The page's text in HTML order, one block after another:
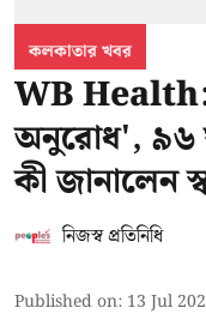
কলকাতার খবর
WB
অনুরোধ', ৯৬
কী জানালেন
নিজস্ব প্রতিনিধি
Published on: 13 Jul